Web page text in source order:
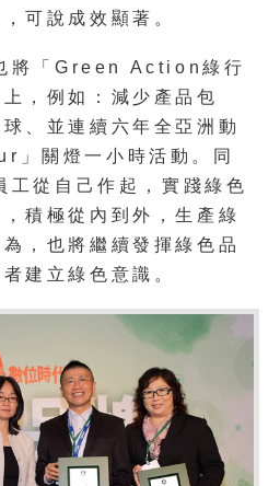
可說成效顯著。
將「Green Action綠行
，例如：減少產品包
、並連續六年全亞洲動
」關燈一小時活動。同
從自己作起，實踐綠色
積極從內到外，生產綠
，也將繼續發揮綠色品
建立綠色意識。